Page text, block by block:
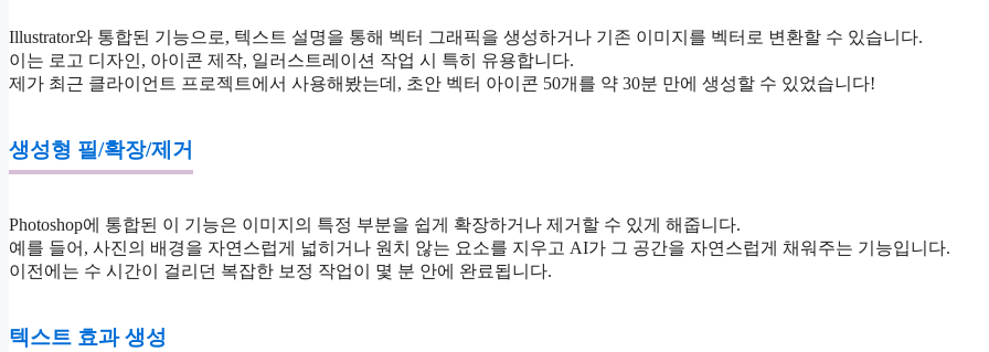
Illustrator와 통합된 기능으로, 텍스트 설명을 통해 벡터 그래픽을 생성하거나 기존 이미지를 벡터로 변환할 수 있습니다.
이는 로고 디자인, 아이콘 제작, 일러스트레이션 작업 시 특히 유용합니다.
제가 최근 클라이언트 프로젝트에서 사용해봤는데, 초안 벡터 아이콘 50개를 약 30분 만에 생성할 수 있었습니다!
생성형 필/확장/제거
Photoshop에 통합된 이 기능은 이미지의 특정 부분을 쉽게 확장하거나 제거할 수 있게 해줍니다.
예를 들어, 사진의 배경을 자연스럽게 넓히거나 원치 않는 요소를 지우고 AI가 그 공간을 자연스럽게 채워주는 기능입니다.
이전에는 수 시간이 걸리던 복잡한 보정 작업이 몇 분 안에 완료됩니다.
텍스트 효과 생성